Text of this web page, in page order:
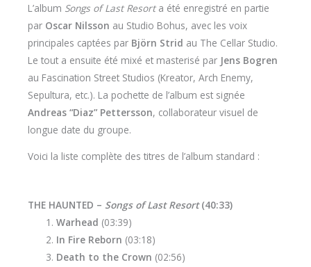
L’album Songs of Last Resorta été enregistré en partie
par Oscar Nilsson au Studio Bohus, avec les voix
principales captées par Björn Strid au The Cellar Studio.
Le tout a ensuite été mixé et masterisé par Jens Bogren
au Fascination Street Studios (Kreator, Arch Enemy,
Sepultura, etc.). La pochette de l’album est signée
Andreas “Diaz” Pettersson, collaborateur visuel de
longue date du groupe.
Voici la liste complète des titres de l’album standard :
THE HAUNTED – Songs of Last Resort(40:33)
Warhead (03:39)
In Fire Reborn (03:18)
Death to the Crown (02:56)